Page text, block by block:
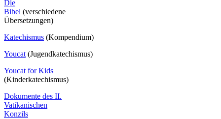
Die
Bibel (verschiedene
Übersetzungen)
Katechismus (Kompendium)
Youcat (Jugendkatechismus)
Youcat for Kids
(Kinderkatechismus)
Dokumente des II.
Vatikanischen
Konzils